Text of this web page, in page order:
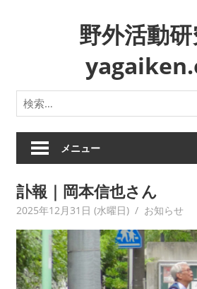
野外活動
身
近
生
活
風
俗
を
フ
ィ
ー
メニュー
訃報｜岡本信也さん
2025年12月31日 (水曜日) yagaiken
お知らせ